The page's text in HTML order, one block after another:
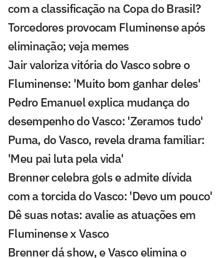
com a classificação na Copa do Brasil?
Torcedores provocam Fluminense após
eliminação; veja memes
Jair valoriza vitória do Vasco sobre o
Fluminense: 'Muito bom ganhar deles'
Pedro Emanuel explica mudança do
desempenho do Vasco: 'Zeramos tudo'
Puma, do Vasco, revela drama familiar:
'Meu pai luta pela vida'
Brenner celebra gols e admite dívida
com a torcida do Vasco: 'Devo um pouco'
Dê suas notas: avalie as atuações em
Fluminense x Vasco
Brenner dá show, e Vasco elimina o